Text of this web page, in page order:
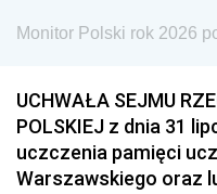
Monitor Polski rok 2026
UCHWAŁA SEJMU
POLSKIEJ z dnia 31
uczczenia pamięci
Warszawskiego oraz